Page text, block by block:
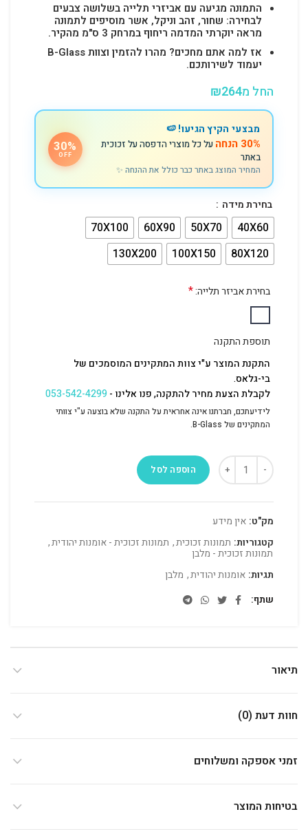
התמונה מגיעה עם אביזרי תלייה בשלושה צבעים
לבחירה: שחור, זהב וניקל, אשר מוסיפים לתמונה
מראה יוקרתי המדמה ריחוף במרחק 3 ס"מ מהקיר.
אז למה אתם מחכים? מהרו להזמין וצוות B-Glass
יעמוד לשירותכם.
החל מ ₪264
מבצעי הקיץ הגיעו! 🍉
30% הנחה
על כל מוצרי הדפסה על זכוכית
באתר
המחיר המוצג באתר כבר כולל את ההנחה ✨
30%
OFF
בחירת מידה
40X60
50X70
60X90
70X100
80X120
100X150
130X200
בחירת אביזר תלייה:*
תוספת התקנה
התקנת המוצר ע"י צוות המתקינים המוסמכים של
בי-גלאס.
לקבלת הצעת מחיר להתקנה, פנו אלינו -053-542-4299
לידיעתכם, חברתנו אינה אחראית על התקנה שלא בוצעה ע"י צוותי
המתקינים של B-Glass.
הוספה לסל
מק"ט: אין מידע
קטגוריות: תמונות זכוכית, תמונות זכוכית - אומנות יהודית,
תמונות זכוכית - מלבן
תגיות: אומנות יהודית, מלבן
שתף
תיאור
חוות דעת (0)
זמני אספקה ומשלוחים
בטיחות המוצר